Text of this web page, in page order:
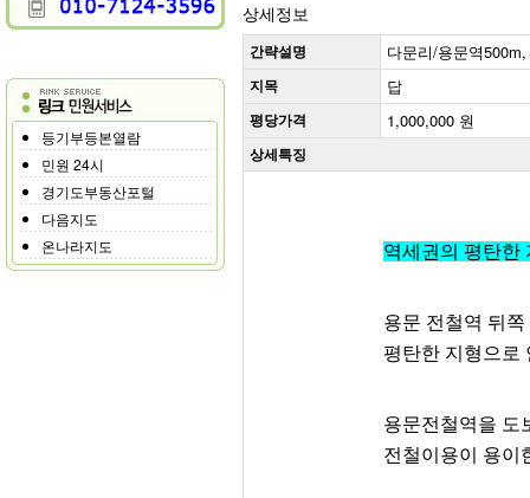
등기부등본열람
민원 24시
경기도부동산포털
다음지도
온나라지도
상세정보
간략설명 다문리/용문역
지목 답
평당가격 1,000,000 원
상세특징
역세권의 평탄한
용문 전철역 뒤
평탄한 지형으로
용문전철역을 도
전철이용이 용이